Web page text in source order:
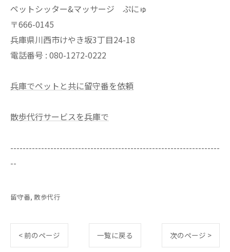
ペットシッター&マッサージ ぷにゅ
〒666-0145
兵庫県川西市けやき坂3丁目24-18
電話番号 : 080-1272-0222
兵庫でペットと共に留守番を依頼
散歩代行サービスを兵庫で
--------------------------------------------------------------------
--
留守番 散歩代行
< 前のページ 一覧に戻る 次のページ >